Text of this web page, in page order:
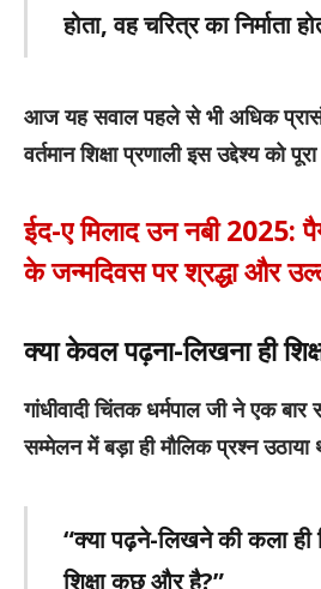
होता, वह चरित्र का निर्माता
आज यह सवाल पहले से भी अधिक
वर्तमान शिक्षा प्रणाली इस उद्देश्य को
ईद-ए मिलाद उन नबी 2025:
के जन्मदिवस पर श्रद्धा और
क्या केवल पढ़ना-लिखना ही
गांधीवादी चिंतक धर्मपाल जी ने एक बार
सम्मेलन में बड़ा ही मौलिक प्रश्न उठाया
“क्या पढ़ने-लिखने की कला ही
शिक्षा कुछ और है?”